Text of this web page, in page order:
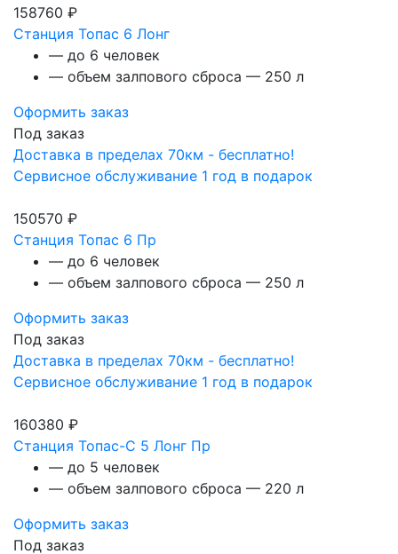
158760 ₽
Станция Топас 6 Лонг
— до 6 человек
— объем залпового сброса — 250 л
Оформить заказ
Под заказ
Доставка в пределах 70км - бесплатно!
Сервисное обслуживание 1 год в подарок
150570 ₽
Станция Топас 6 Пр
— до 6 человек
— объем залпового сброса — 250 л
Оформить заказ
Под заказ
Доставка в пределах 70км - бесплатно!
Сервисное обслуживание 1 год в подарок
160380 ₽
Станция Топас-С 5 Лонг Пр
— до 5 человек
— объем залпового сброса — 220 л
Оформить заказ
Под заказ